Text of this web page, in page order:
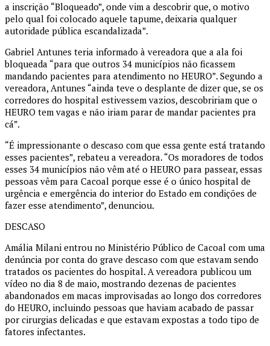
a inscrição “Bloqueado”, onde vim a descobrir que, o motivo
pelo qual foi colocado aquele tapume, deixaria qualquer
autoridade pública escandalizada”.
Gabriel Antunes teria informado à vereadora que a ala foi
bloqueada “para que outros 34 municípios não ficassem
mandando pacientes para atendimento no HEURO”. Segundo a
vereadora, Antunes “ainda teve o desplante de dizer que, se os
corredores do hospital estivessem vazios, descobririam que o
HEURO tem vagas e não iriam parar de mandar pacientes pra
cá”.
“É impressionante o descaso com que essa gente está tratando
esses pacientes”, rebateu a vereadora. “Os moradores de todos
esses 34 municípios não vêm até o HEURO para passear, essas
pessoas vêm para Cacoal porque esse é o único hospital de
urgência e emergência do interior do Estado em condições de
fazer esse atendimento”, denunciou.
DESCASO
Amália Milani entrou no Ministério Público de Cacoal com uma
denúncia por conta do grave descaso com que estavam sendo
tratados os pacientes do hospital. A vereadora publicou um
vídeo no dia 8 de maio, mostrando dezenas de pacientes
abandonados em macas improvisadas ao longo dos corredores
do HEURO, incluindo pessoas que haviam acabado de passar
por cirurgias delicadas e que estavam expostas a todo tipo de
fatores infectantes.